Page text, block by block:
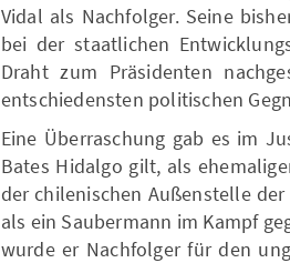
Vidal als Nachfolger. Seine
bei der staatlichen
Draht zum Präsidenten
entschiedensten politischen
Eine Überraschung gab es im
Bates Hidalgo gilt, als
der chilenischen Außenstelle
als ein Saubermann im Kampf
wurde er Nachfolger für den